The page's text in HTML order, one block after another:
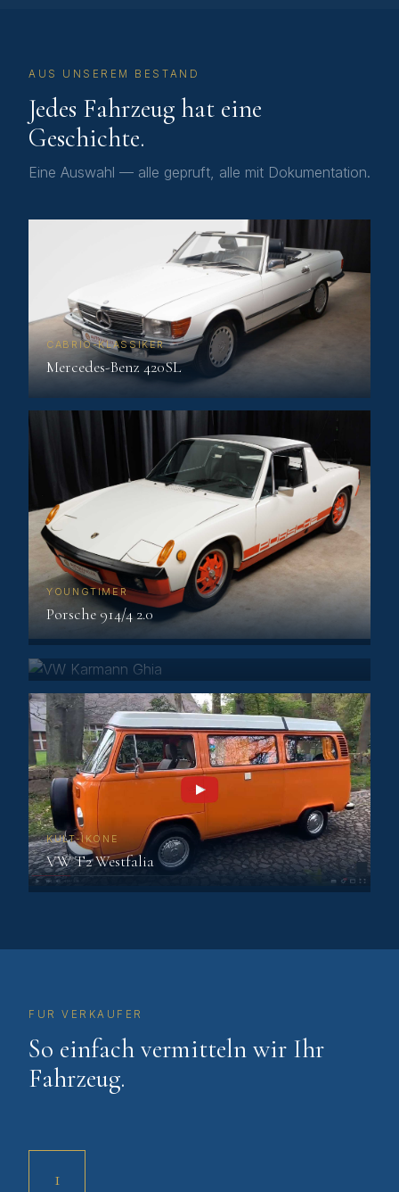
AUS UNSEREM BESTAND
Jedes Fahrzeug hat eine
Geschichte.
Eine Auswahl — alle gepruft, alle mit Dokumentation.
CABRIO-KLASSIKER
Mercedes-Benz 420SL
YOUNGTIMER
Porsche 914/4 2.0
KLASSIKER
VW Karmann Ghia Cabrio
KULT-IKONE
VW T2 Westfalia
FUR VERKAUFER
So einfach vermitteln wir Ihr
Fahrzeug.
1